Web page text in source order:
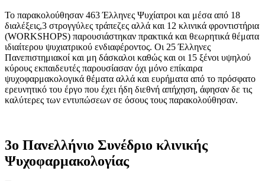
Το παρακολούθησαν 463 Έλληνες Ψυχίατροι και μέσα από 18
διαλέξεις,3 στρογγύλες τράπεζες αλλά και 12 κλινικά φροντιστήρια
(WORKSHOPS) παρουσιάστηκαν πρακτικά και θεωρητικά θέματα
ιδιαίτερου ψυχιατρικού ενδιαφέροντος. Οι 25 Έλληνες
Πανεπιστημιακοί και μη δάσκαλοι καθώς και οι 15 ξένοι υψηλού
κύρους εκπαιδευτές παρουσίασαν όχι μόνο επίκαιρα
ψυχοφαρμακολογικά θέματα αλλά και ευρήματα από το πρόσφατο
ερευνητικό του έργο που έχει ήδη διεθνή απήχηση, άφησαν δε τις
καλύτερες των εντυπώσεων σε όσους τους παρακολούθησαν.
3ο Πανελλήνιο Συνέδριο κλινικής
Ψυχοφαρμακολογίας